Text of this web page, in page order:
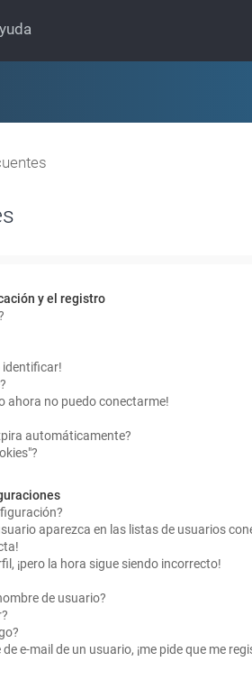
y el registro
identificar!
ahora no puedo conectarme!
automáticamente?
aparezca en las listas de usuarios
¡pero la hora sigue siendo incorrecto!
de usuario?
e-mail de un usuario, ¡me pide que me